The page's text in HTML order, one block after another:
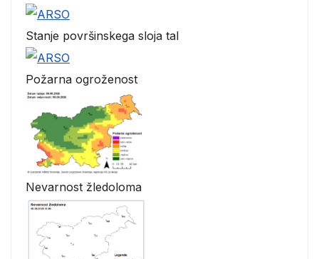
Stanje površinskega sloja tal
Požarna ogroženost
Nevarnost žledoloma